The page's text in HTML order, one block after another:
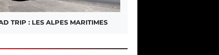
TRIP : LES ALPES MARITIMES